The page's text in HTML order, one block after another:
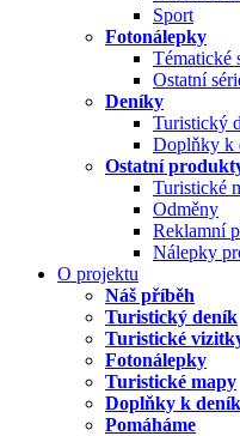
Sport
Fotonálepky
Tématické
Ostatní
Deníky
Turistický
Doplňky k
Ostatní
Turistické
Odměny
Reklamní
Nálepky
O projektu
Náš příběh
Turistický deník
Turistické
Fotonálepky
Turistické mapy
Doplňky k
Pomáháme